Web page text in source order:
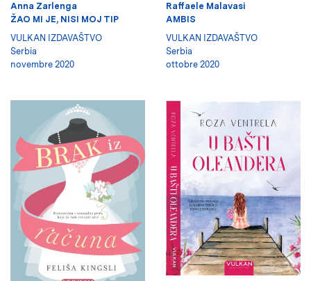
Anna Zarlenga
ŽAO MI JE, NISI MOJ TIP
VULKAN IZDAVAŠTVO
Serbia
novembre 2020
Raffaele Malavasi
AMBIS
VULKAN IZDAVAŠTVO
Serbia
ottobre 2020